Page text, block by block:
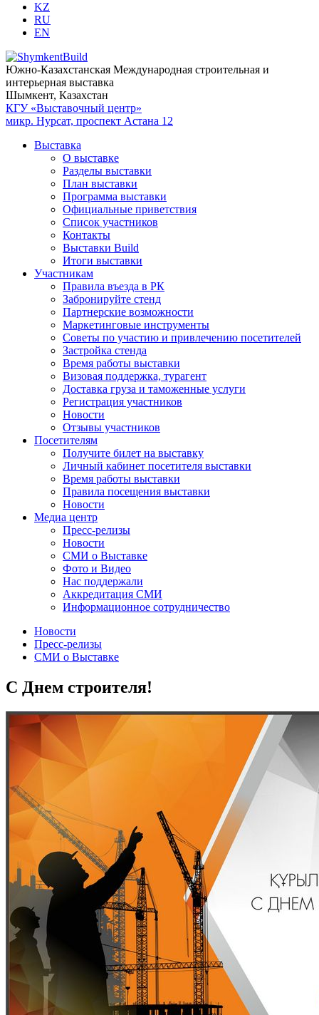
KZ
RU
EN
Южно-Казахстанская Международная строительная и
интерьерная выставка
Шымкент, Казахстан
КГУ «Выставочный центр»
микр. Нурсат, проспект Астана 12
Выставка
О выставке
Разделы выставки
План выставки
Программа выставки
Официальные приветствия
Cписок участников
Контакты
Выставки Build
Итоги выставки
Участникам
Правила въезда в РК
Забронируйте стенд
Партнерские возможности
Маркетинговые инструменты
Советы по участию и привлечению посетителей
Застройка стенда
Время работы выставки
Визовая поддержка, турагент
Доставка груза и таможенные услуги
Регистрация участников
Новости
Отзывы участников
Посетителям
Получите билет на выставку
Личный кабинет посетителя выставки
Время работы выставки
Правила посещения выставки
Новости
Медиа центр
Пресс-релизы
Новости
СМИ о Выставке
Фото и Видео
Нас поддержали
Аккредитация СМИ
Информационное сотрудничество
Новости
Пресс-релизы
СМИ о Выставке
С Днем строителя!